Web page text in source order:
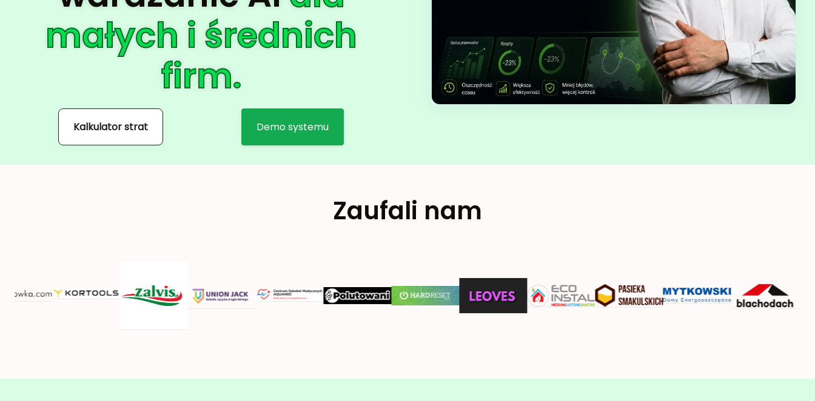
małych i średnich
firm.
Kalkulator strat Demo systemu
Zaufali nam